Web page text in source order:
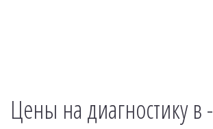
Цены на диагностику в -